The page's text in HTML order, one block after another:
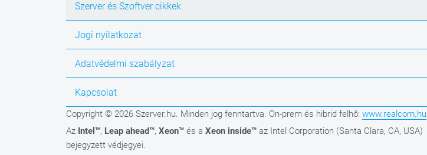
Szerver és Szoftver cikkek
Jogi nyilatkozat
Adatvédelmi szabályzat
Kapcsolat
Copyright © 2026 Szerver.hu. Minden jog fenntartva. On-prem és hibrid felhő: www.realcom.hu
Az Intel™, Leap ahead™, Xeon™ és a Xeon inside™ az Intel Corporation (Santa Clara, CA, USA)
bejegyzett védjegyei.